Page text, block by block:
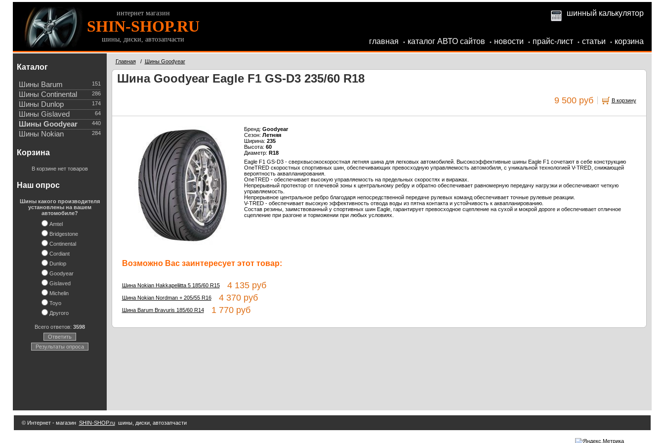
интернет магазин
SHIN-SHOP.RU
шины, диски, автозапчасти
шинный калькулятор
главная • каталог АВТО сайтов • новости • прайс-лист • статьи • корзина
Каталог
151
Шины Barum
286
Шины Continental
174
Шины Dunlop
64
Шины Gislaved
440
Шины Goodyear
284
Шины Nokian
Корзина
В корзине нет товаров
Наш опрос
Шины какого производителя
установлены на вашем
автомобиле?
Amtel
Bridgestone
Continental
Cordiant
Dunlop
Goodyear
Gislaved
Michelin
Toyo
Другого
Всего ответов: 3598
Ответить
Результаты опроса
Главная/ Шины Goodyear
Шина Goodyear Eagle F1 GS-D3 235/60 R18
9 500 руб В корзину
Бренд: Goodyear
Сезон: Летняя
Ширина: 235
Высота: 60
Диаметр: R18
Eagle F1 GS-D3 - сверхвысокоскоростная летняя шина для легковых автомобилей. Высокоэффективные шины Eagle F1 сочетают в себе конструкцию
OneTRED скоростных спортивных шин, обеспечивающих превосходную управляемость автомобиля, с уникальной технологией V-TRED, снижающей
вероятность аквапланирования.
OneTRED - обеспечивает высокую управляемость на предельных скоростях и виражах.
Непрерывный протектор от плечевой зоны к центральному ребру и обратно обеспечивает равномерную передачу нагрузки и обеспечивают четкую
управляемость.
Непрерывное центральное ребро благодаря непосредственной передаче рулевых команд обеспечивает точные рулевые реакции.
V-TRED - обеспечивает высокую эффективность отвода воды из пятна контакта и устойчивость к аквапланированию.
Состав резины, заимствованный у спортивных шин Eagle, гарантирует превосходное сцепление на сухой и мокрой дороге и обеспечивает отличное
сцепление при разгоне и торможении при любых условиях.
Возможно Вас заинтересует этот товар:
Шина Nokian Hakkapeliitta 5 185/60 R154 135 руб
Шина Nokian Nordman + 205/55 R164 370 руб
Шина Barum Bravuris 185/60 R141 770 руб
© Интернет - магазин SHIN-SHOP.ruшины, диски, автозапчасти